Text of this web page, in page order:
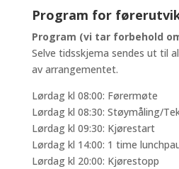
Program for
Program (vi tar forbehold
Selve tidsskjema sendes ut til
av arrangementet.
Lørdag kl 08:00: Førermøte
Lørdag kl 08:30: Støymåling/
Lørdag kl 09:30: Kjørestart
Lørdag kl 14:00: 1 time
Lørdag kl 20:00: Kjørestopp